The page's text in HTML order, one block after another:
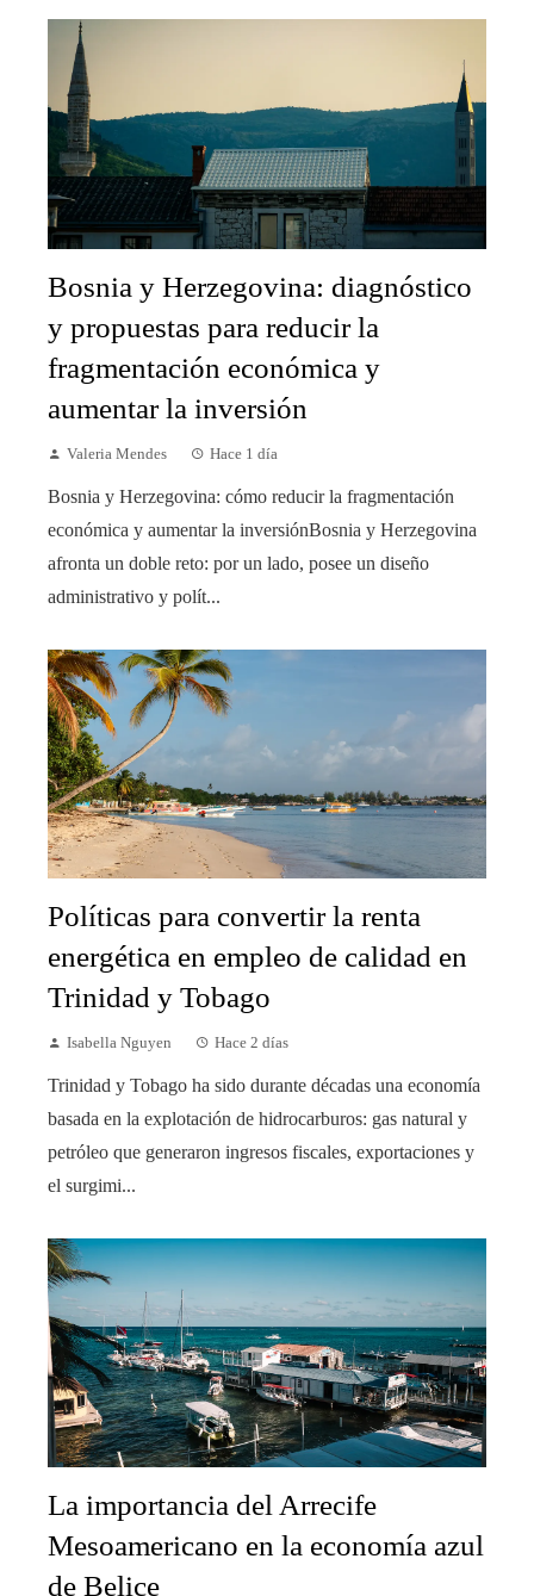
Bosnia y Herzegovina: diagnóstico
y propuestas para reducir la
fragmentación económica y
aumentar la inversión
Valeria Mendes Hace 1 día
Bosnia y Herzegovina: cómo reducir la fragmentación
económica y aumentar la inversiónBosnia y Herzegovina
afronta un doble reto: por un lado, posee un diseño
administrativo y polít...
Políticas para convertir la renta
energética en empleo de calidad en
Trinidad y Tobago
Isabella Nguyen Hace 2 días
Trinidad y Tobago ha sido durante décadas una economía
basada en la explotación de hidrocarburos: gas natural y
petróleo que generaron ingresos fiscales, exportaciones y
el surgimi...
La importancia del Arrecife
Mesoamericano en la economía azul
de Belice